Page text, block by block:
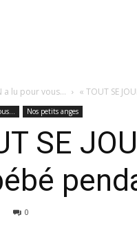
a lu pour vous... « TOUT SE
Nos petits anges
SE
0